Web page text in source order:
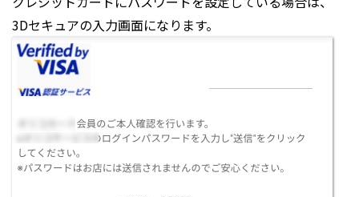
3Dセキュアの入力画面になります。